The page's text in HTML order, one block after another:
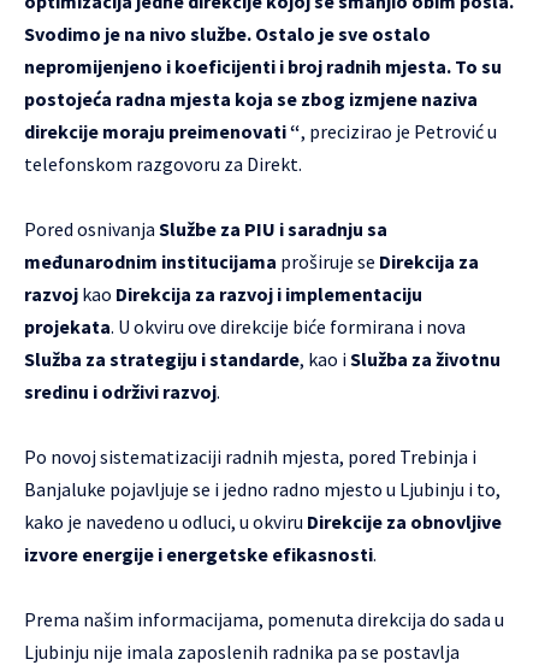
Svodimo je na nivo službe. Ostalo je sve ostalo
nepromijenjeno i koeficijenti i broj radnih mjesta. To su
postojeća radna mjesta koja se zbog izmjene naziva
direkcije moraju preimenovati “, precizirao je Petrović u
telefonskom razgovoru za Direkt.
Pored osnivanja Službe za PIU i saradnju sa
međunarodnim institucijama proširuje se Direkcija za
razvoj kao Direkcija za razvoj i implementaciju
projekata. U okviru ove direkcije biće formirana i nova
Služba za strategiju i standarde, kao iSlužba za životnu
sredinu i održivi razvoj.
Po novoj sistematizaciji radnih mjesta, pored Trebinja i
Banjaluke pojavljuje se i jedno radno mjesto u Ljubinju i to,
kako je navedeno u odluci, u okviru Direkcije za obnovljive
izvore energije i energetske efikasnosti.
Prema našim informacijama, pomenuta direkcija do sada u
Ljubinju nije imala zaposlenih radnika pa se postavlja